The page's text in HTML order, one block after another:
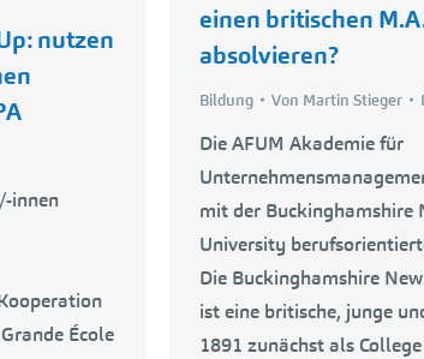
nutzen
innen
École
einen britischen
absolvieren?
Bildung Von Martin Stieger
Die AFUM Akademie für
mit der Buckinghamshire
University
Die Buckinghamshire
ist eine britische, junge
1891 zunächst als